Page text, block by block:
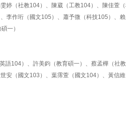
婷（社教104）、陳葳（工教104）、陳佳萱
李作珩（國文105）、蕭予微（科技105）、
一）
語104）、許美鈞（教育碩一）、蔡孟樺（社
安（國文103）、葉霈萱（國文104）、黃信